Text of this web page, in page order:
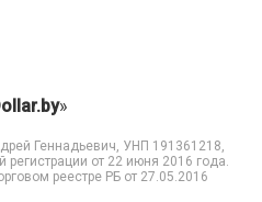
»
Геннадьевич, УНП 191361218,
регистрации от 22 июня 2016 года.
реестре РБ от 27.05.2016